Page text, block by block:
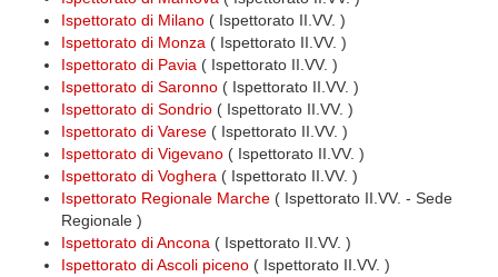
Ispettorato di Milano ( Ispettorato II.VV. )
Ispettorato di Monza ( Ispettorato II.VV. )
Ispettorato di Pavia ( Ispettorato II.VV. )
Ispettorato di Saronno ( Ispettorato II.VV. )
Ispettorato di Sondrio ( Ispettorato II.VV. )
Ispettorato di Varese ( Ispettorato II.VV. )
Ispettorato di Vigevano ( Ispettorato II.VV. )
Ispettorato di Voghera ( Ispettorato II.VV. )
Ispettorato Regionale Marche ( Ispettorato II.VV. - Sede
Regionale )
Ispettorato di Ancona ( Ispettorato II.VV. )
Ispettorato di Ascoli piceno ( Ispettorato II.VV. )